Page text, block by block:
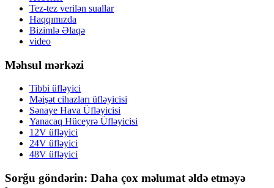
Tez-tez verilən suallar
Haqqımızda
Bizimlə Əlaqə
video
Məhsul mərkəzi
Tibbi üfləyici
Məişət cihazları üfləyicisi
Sənaye Hava Üfləyicisi
Yanacaq Hüceyrə Üfləyicisi
12V üfləyici
24V üfləyici
48V üfləyici
Sorğu göndərin: Daha çox məlumat əldə etməyə